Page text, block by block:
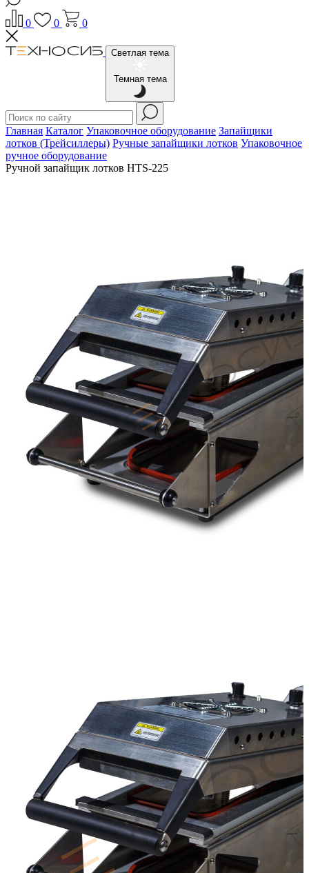
0 0 0
Светлая тема
Темная тема
Главная Каталог Упаковочное оборудование Запайщики
лотков (Трейсиллеры) Ручные запайщики лотков Упаковочное
ручное оборудование
Ручной запайщик лотков HTS-225